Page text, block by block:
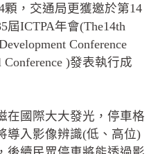
顆，交通局更獲邀於第14
ICTPA年會(The14th
Conference
Conference )發表執行成
在國際大大發光，停車格
導入影像辨識(低、高位)